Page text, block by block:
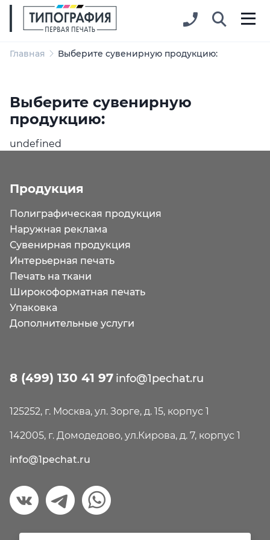
Главная Выберите сувенирную продукцию:
Выберите сувенирную
продукцию:
undefined
Продукция
Полиграфическая продукция
Наружная реклама
Сувенирная продукция
Интерьерная печать
Печать на ткани
Широкоформатная печать
Упаковка
Дополнительные услуги
8 (499) 130 41 97 info@1pechat.ru
125252, г. Москва, ул. Зорге, д. 15, корпус 1
142005, г. Домодедово, ул.Кирова, д. 7, корпус 1
info@1pechat.ru